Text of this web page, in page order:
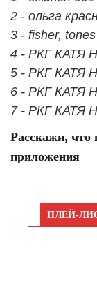
2 - ольга
3 - fisher,
4 - РКГ КАТЯ
5 - РКГ КАТЯ
6 - РКГ КАТЯ
7 - РКГ КАТЯ
Расскажи, что
приложения
ПЛЕЙ-